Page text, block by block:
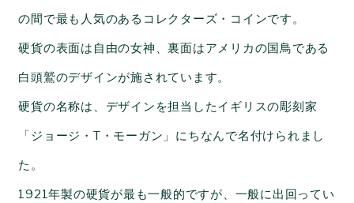
の間で最も人気のあるコレクターズ・コインです。
硬貨の表面は自由の女神、裏面はアメリカの国鳥である
白頭鷲のデザインが施されています。
硬貨の名称は、デザインを担当したイギリスの彫刻家
「ジョージ・ T ・モーガン」にちなんで名付けられまし
た。
1921年製の硬貨が最も一般的ですが、一般に出回ってい